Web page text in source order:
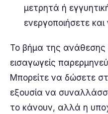
μετρητά ή
ενεργοποιήσετε
Το βήμα της ανάθεσης
εισαγωγείς
Μπορείτε να δώσετε
εξουσία να
το κάνουν, αλλά η